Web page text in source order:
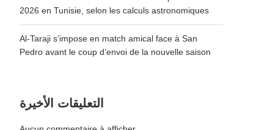
2026 en Tunisie, selon les calculs astronomiques
Al-Taraji s’impose en match amical face à San
Pedro avant le coup d’envoi de la nouvelle saison
التعليقات الأخيرة